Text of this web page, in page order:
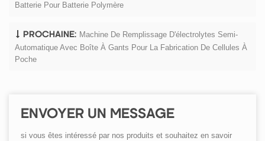
Batterie Pour Batterie Polymère
PROCHAINE: Machine De Remplissage D'électrolytes Semi-
Automatique Avec Boîte À Gants Pour La Fabrication De Cellules À
Poche
ENVOYER UN MESSAGE
si vous êtes intéressé par nos produits et souhaitez en savoir